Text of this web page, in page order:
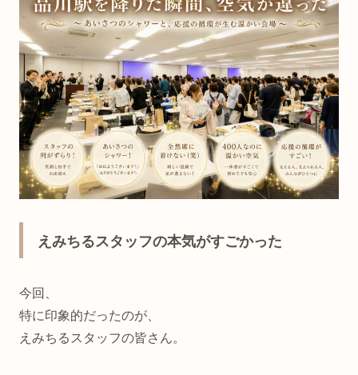
えみちるスタッフの本気がすごかった
今回、
特に印象的だったのが、
えみちるスタッフの皆さん。